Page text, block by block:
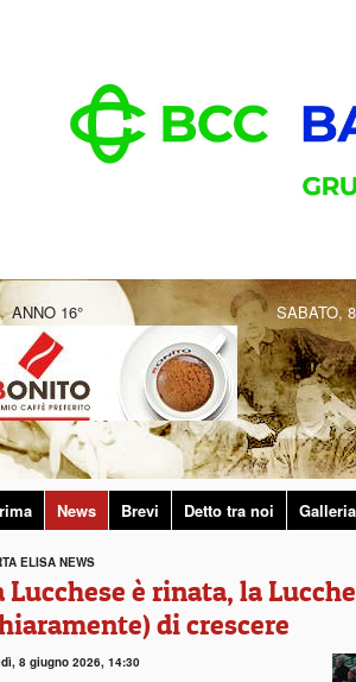
ANNO 16° SABATO,
News Brevi Detto tra noi Galleria
ELISA NEWS
Lucchese è rinata, la
di crescere
8 giugno 2026, 14:30